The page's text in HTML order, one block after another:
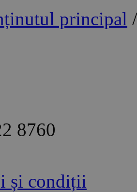
principal
8760
și condiții